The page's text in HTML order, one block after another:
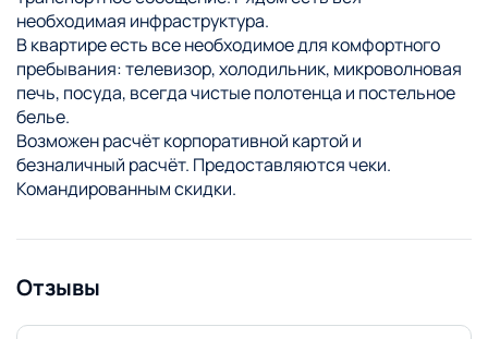
необходимая инфраструктура.
В квартире есть все необходимое для комфортного
пребывания: телевизор, холодильник, микроволновая
печь, посуда, всегда чистые полотенца и постельное
белье.
Возможен расчёт корпоративной картой и
безналичный расчёт. Предоставляются чеки.
Командированным скидки.
Отзывы